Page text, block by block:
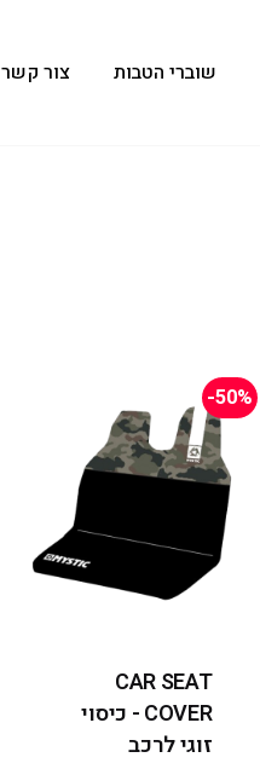
שוברי הטבות צור קשר
-50%
CAR SEAT
COVER - כיסוי
זוגי לרכב